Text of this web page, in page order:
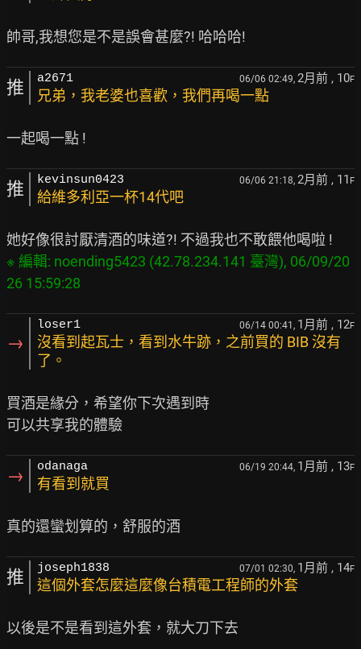
推 a2671 06/06 02:49, 2月前 , 10F
兄弟，我老婆也喜歡，我們再喝一點
推 kevinsun0423 06/06 21:18, 2月前 , 11 F
給維多利亞一杯14代吧
※ 編輯: noending5423 (42.78.234.141 臺灣), 06/09/20
→
loser1 06/14 00:41, 1月前 , 12F
沒看到起瓦士，看到水牛跡，之前買的 BIB 沒有
了。
買酒是緣分，希望你下次遇到時
→ odanaga 06/19 20:44, 1月前 , 13F
有看到就買
推 joseph1838 07/01 02:30, 1月前 , 14F
這個外套怎麼這麼像台積電工程師的外套